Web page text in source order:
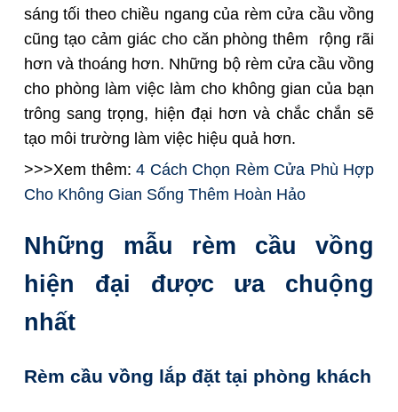
sáng tối theo chiều ngang của rèm cửa cầu vồng
cũng tạo cảm giác cho căn phòng thêm rộng rãi
hơn và thoáng hơn. Những bộ rèm cửa cầu vồng
cho phòng làm việc làm cho không gian của bạn
trông sang trọng, hiện đại hơn và chắc chắn sẽ
tạo môi trường làm việc hiệu quả hơn.
>>>Xem thêm: 4 Cách Chọn Rèm Cửa Phù Hợp
Cho Không Gian Sống Thêm Hoàn Hảo
Những mẫu rèm cầu vồng
hiện đại được ưa chuộng
nhất
Rèm cầu vồng lắp đặt tại phòng khách